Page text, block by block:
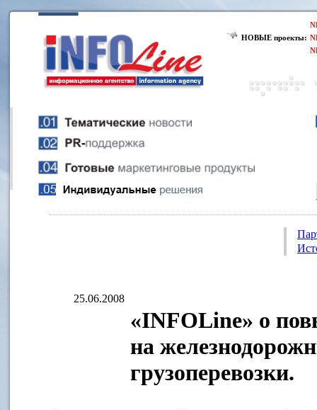
НОВЫЕ проекты:
25.06.2008
«INFOLine» о
на
грузоперевозки.